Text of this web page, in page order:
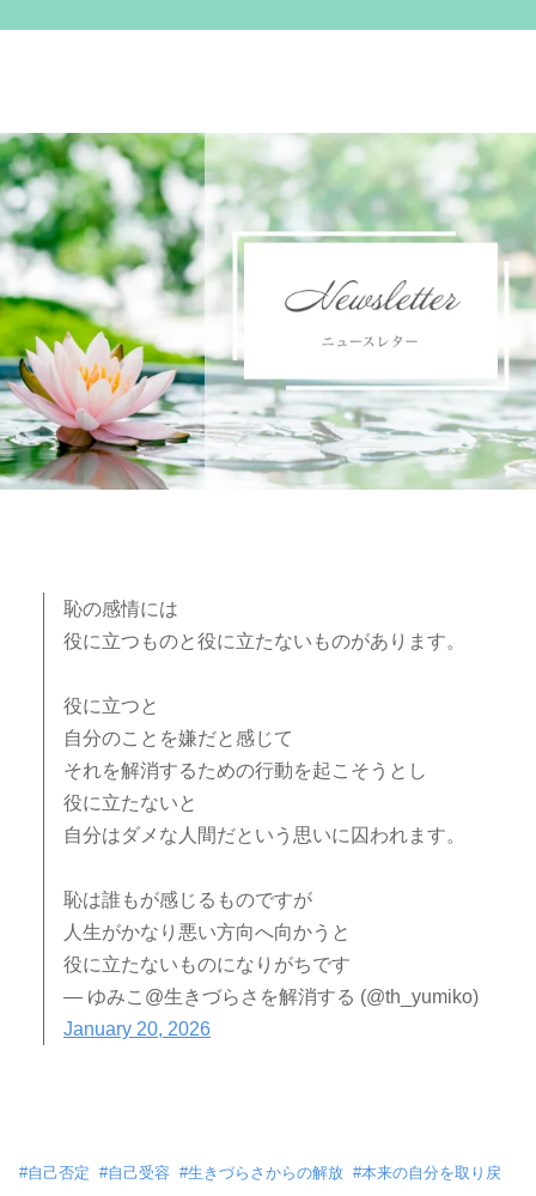
恥の感情には
役に立つものと役に立たないものがあります。
役に立つと
自分のことを嫌だと感じて
それを解消するための行動を起こそうとし
役に立たないと
自分はダメな人間だという思いに囚われます。
恥は誰もが感じるものですが
人生がかなり悪い方向へ向かうと
役に立たないものになりがちです
— ゆみこ@生きづらさを解消する (@th_yumiko)
January 20, 2026
#自己否定 #自己受容 #生きづらさからの解放 #本来の自分を取り戻